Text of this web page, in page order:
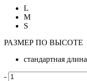
L
M
S
РАЗМЕР ПО ВЫСОТЕ
стандартная длина
-